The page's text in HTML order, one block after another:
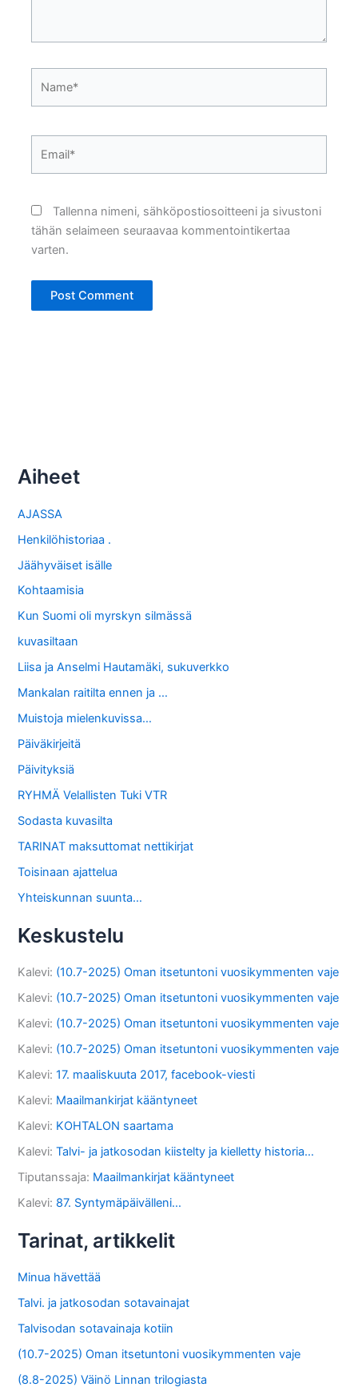
Tallenna nimeni, sähköpostiosoitteeni ja sivustoni
tähän selaimeen seuraavaa kommentointikertaa
varten.
Aiheet
AJASSA
Henkilöhistoriaa .
Jäähyväiset isälle
Kohtaamisia
Kun Suomi oli myrskyn silmässä
kuvasiltaan
Liisa ja Anselmi Hautamäki, sukuverkko
Mankalan raitilta ennen ja …
Muistoja mielenkuvissa…
Päiväkirjeitä
Päivityksiä
RYHMÄ Velallisten Tuki VTR
Sodasta kuvasilta
TARINAT maksuttomat nettikirjat
Toisinaan ajattelua
Yhteiskunnan suunta…
Keskustelu
Kalevi: (10.7-2025) Oman itsetuntoni vuosikymmenten vaje
Kalevi: (10.7-2025) Oman itsetuntoni vuosikymmenten vaje
Kalevi: (10.7-2025) Oman itsetuntoni vuosikymmenten vaje
Kalevi: (10.7-2025) Oman itsetuntoni vuosikymmenten vaje
Kalevi:17. maaliskuuta 2017, facebook-viesti
Kalevi: Maailmankirjat kääntyneet
Kalevi: KOHTALON saartama
Kalevi:Talvi- ja jatkosodan kiistelty ja kielletty historia…
Tiputanssaja: Maailmankirjat kääntyneet
Kalevi: 87. Syntymäpäivälleni…
Tarinat, artikkelit
Minua hävettää
Talvi. ja jatkosodan sotavainajat
Talvisodan sotavainaja kotiin
(10.7-2025) Oman itsetuntoni vuosikymmenten vaje
(8.8-2025) Väinö Linnan trilogiasta